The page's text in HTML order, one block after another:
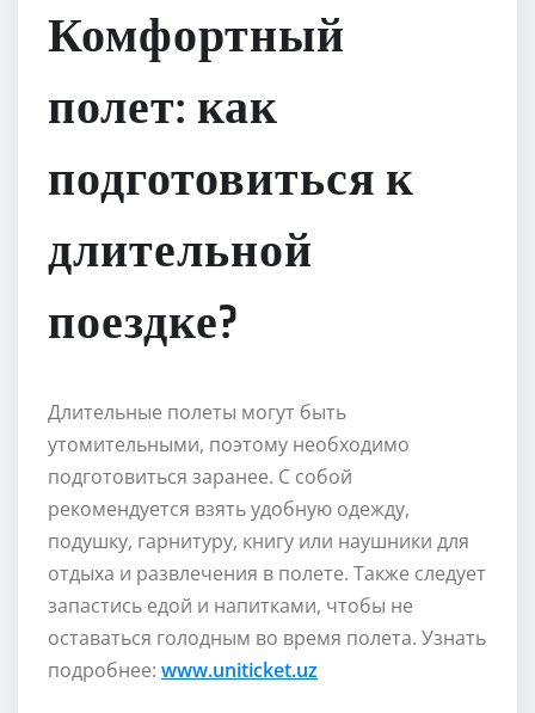
Комфортный
полет: как
подготовиться к
длительной
поездке?
Длительные полеты могут быть
утомительными, поэтому необходимо
подготовиться заранее. С собой
рекомендуется взять удобную одежду,
подушку, гарнитуру, книгу или наушники для
отдыха и развлечения в полете. Также следует
запастись едой и напитками, чтобы не
оставаться голодным во время полета. Узнать
подробнее: www.uniticket.uz